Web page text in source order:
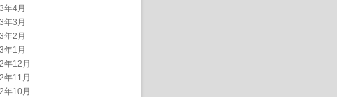
年4月
年3月
年2月
年1月
年12月
年11月
年10月